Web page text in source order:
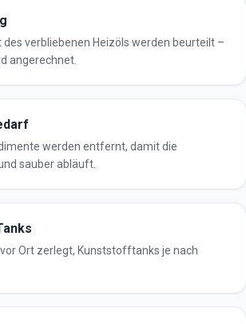
des verbliebenen Heizöls werden beurteilt –
angerechnet.
werden entfernt, damit die
sauber abläuft.
Ort zerlegt, Kunststofftanks je nach